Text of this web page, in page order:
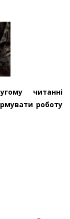
читанні
роботу